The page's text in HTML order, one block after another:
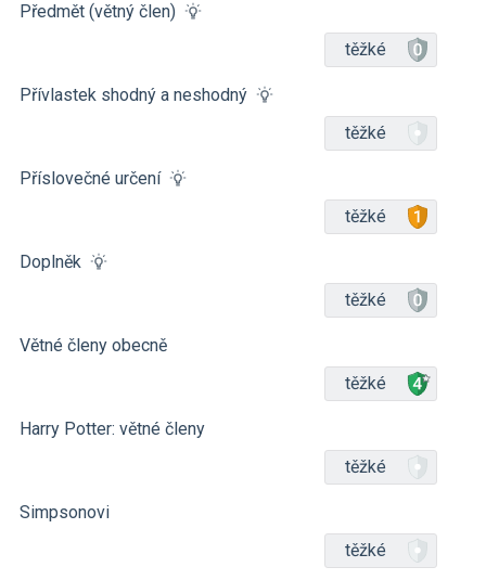
Předmět (větný člen)
těžké
Přívlastek shodný a neshodný
těžké
Příslovečné určení
těžké
Doplněk
těžké
Větné členy obecně
těžké
Harry Potter: větné členy
těžké
Simpsonovi
těžké